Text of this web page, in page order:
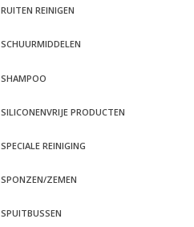
RUITEN REINIGEN
SCHUURMIDDELEN
SHAMPOO
SILICONENVRIJE PRODUCTEN
SPECIALE REINIGING
SPONZEN/ZEMEN
SPUITBUSSEN